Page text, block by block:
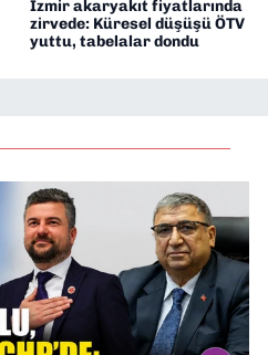
İzmir akaryakıt fiyatlarında
zirvede: Küresel düşüşü ÖTV
yuttu, tabelalar dondu